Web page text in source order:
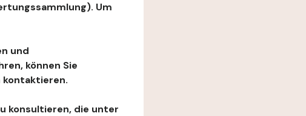
Um
und
können Sie
konsultieren, die unter